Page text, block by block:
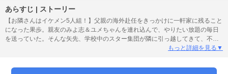
あらすじ | ストーリー
【お隣さんはイケメン5人組！】父親の海外赴任をきっかけに一軒家に残ること
になった果歩。親友のみよ志＆ユメちゃんを連れ込んで、やりたい放題の毎日
を送っていた。そんな矢先、学校中のスター集団が隣に引っ越してきて、不思
議な生活がスタート。恋に友情に奮闘する高校生達の等身大な恋愛模様をご覧
もっと詳細を見る▼